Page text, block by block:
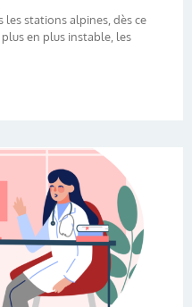
les stations alpines, dès ce
en plus instable, les